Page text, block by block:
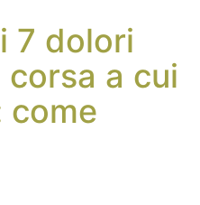
7 dolori
a cui
come